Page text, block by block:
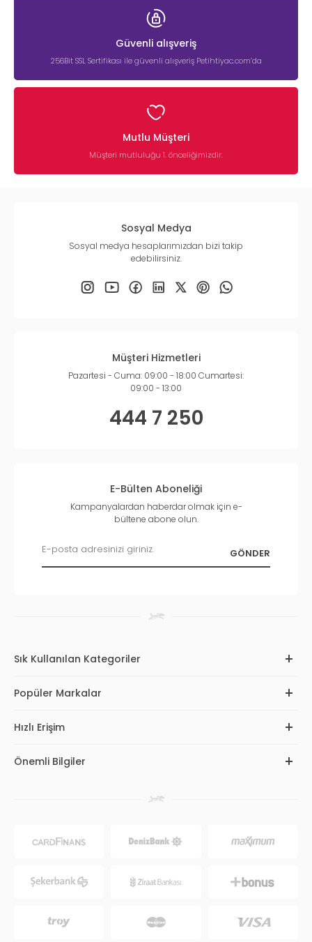
Güvenli alışveriş
256Bit SSL Sertifikası ile güvenli alışveriş Petihtiyac.com’da
Mutlu Müşteri
Müşteri mutluluğu 1. önceliğimizdir.
Sosyal Medya
Sosyal medya hesaplarımızdan bizi takip
edebilirsiniz.
Müşteri Hizmetleri
Pazartesi - Cuma: 09:00 - 18:00 Cumartesi:
09:00 - 13:00
444 7 250
E-Bülten Aboneliği
Kampanyalardan haberdar olmak için e-
bültene abone olun.
Sık Kullanılan Kategoriler
Popüler Markalar
Hızlı Erişim
Önemli Bilgiler